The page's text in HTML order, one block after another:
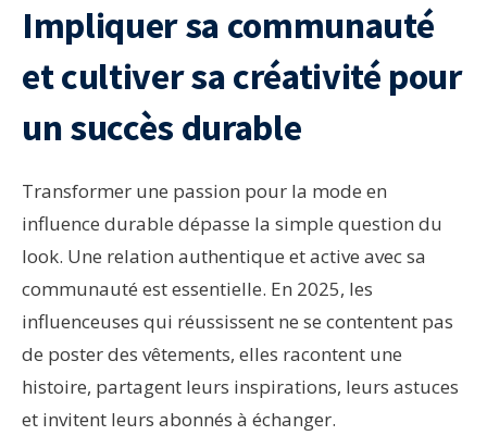
Impliquer sa communauté
et cultiver sa créativité pour
un succès durable
Transformer une passion pour la mode en
influence durable dépasse la simple question du
look. Une relation authentique et active avec sa
communauté est essentielle. En 2025, les
influenceuses qui réussissent ne se contentent pas
de poster des vêtements, elles racontent une
histoire, partagent leurs inspirations, leurs astuces
et invitent leurs abonnés à échanger.